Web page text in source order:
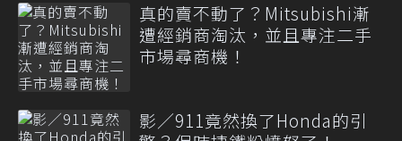
真的賣不動了？Mitsubishi漸
遭經銷商淘汰，並且專注二手
市場尋商機！
影／911竟然換了Honda的引